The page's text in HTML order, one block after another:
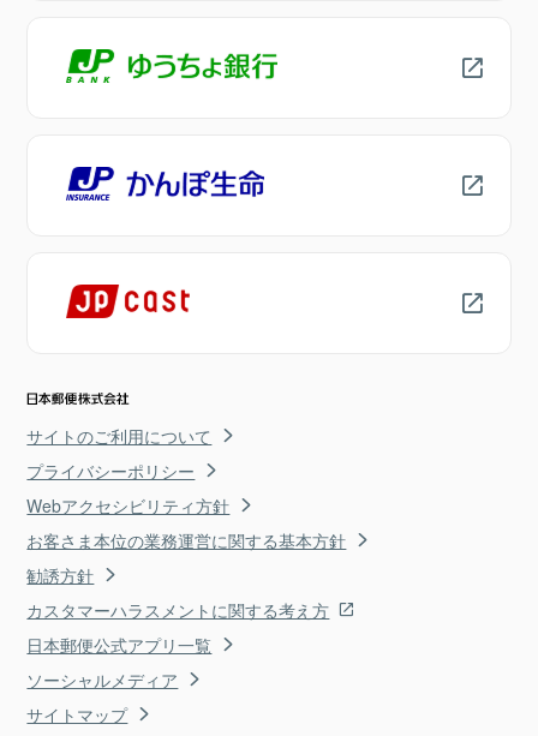
サイトのご利用について
プライバシーポリシー
Webアクセシビリティ方針
お客さま本位の業務運営に関する基本方針
勧誘方針
カスタマーハラスメントに関する考え方
日本郵便公式アプリ一覧
ソーシャルメディア
サイトマップ